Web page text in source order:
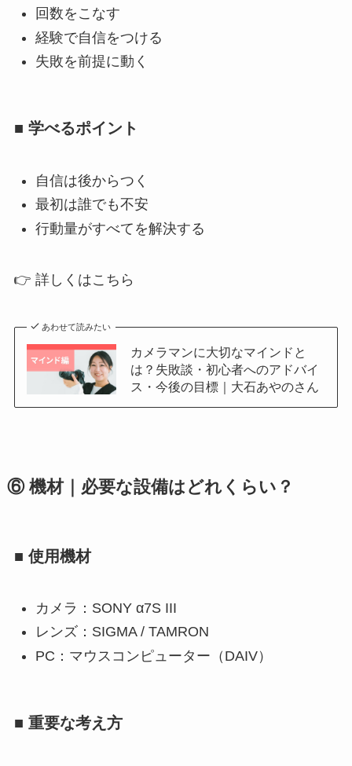
回数をこなす
経験で自信をつける
失敗を前提に動く
■ 学べるポイント
自信は後からつく
最初は誰でも不安
行動量がすべてを解決する
👉 詳しくはこちら
あわせて読みたい
カメラマンに大切なマインドと
は？失敗談・初心者へのアドバイ
ス・今後の目標｜大石あやのさん
⑥ 機材｜必要な設備はどれくらい？
■ 使用機材
カメラ：SONY α7S III
レンズ：SIGMA / TAMRON
PC：マウスコンピューター（DAIV）
■ 重要な考え方